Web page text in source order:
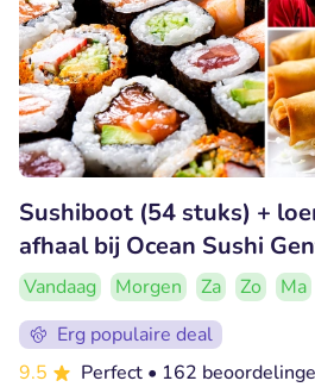
Sushiboot (54 stuks) +
afhaal bij Ocean Sushi
Vandaag Morgen Za Zo Ma
Erg populaire deal
9.5
Perfect • 162